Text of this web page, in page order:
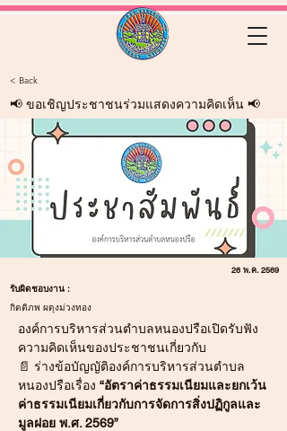
< Back
📢 ขอเชิญประชาชนร่วมแสดงความคิดเห็น 📢
26 พ.ค. 2569
รับผิดชอบงาน :
กิตติภพ ผดุงม่วงทอง
องค์การบริหารส่วนตำบลหนองปรือเปิดรับฟัง
ความคิดเห็นของประชาชนเกี่ยวกับ
📄 ร่างข้อบัญญัติองค์การบริหารส่วนตำบล
หนองปรือเรื่อง “อัตราค่าธรรมเนียมและยกเว้น
ค่าธรรมเนียมเกี่ยวกับการจัดการสิ่งปฏิกูลและ
มูลฝอย พ.ศ. 2569”